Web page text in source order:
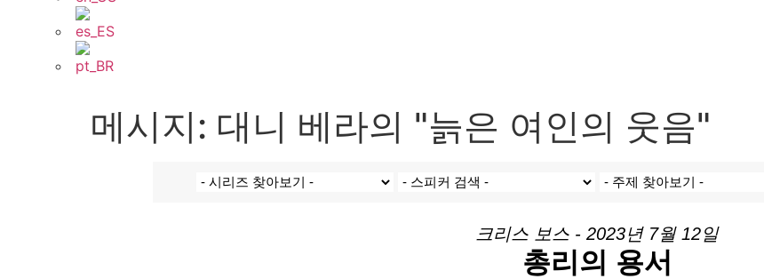
메시지: 대니 베라의 "늙은 여인의 웃음"
크리스 보스 - 2023년 7월 12일
총리의 용서